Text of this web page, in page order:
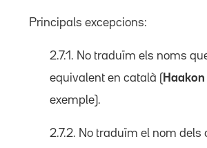
Principals excepcions:
2.7.1. No traduïm els noms
equivalent en català (
exemple).
2.7.2. No traduïm el nom dels